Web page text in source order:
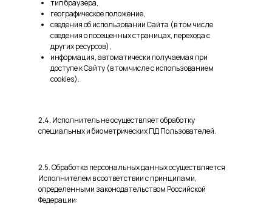
тип браузера,
географическое положение,
сведения об использовании Сайта (в том числе
сведения о посещенных страницах, перехода с
других ресурсов),
информация, автоматически получаемая при
доступе к Сайту (в том числе с использованием
cookies).
2.4. Исполнитель не осуществляет обработку
специальных и биометрических ПД Пользователей.
2.5. Обработка персональных данных осуществляется
Исполнителем в соответствии с принципами,
определенными законодательством Российской
Федерации: